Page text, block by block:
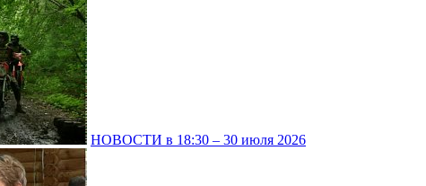
НОВОСТИ в 18:30 – 30 июля 2026